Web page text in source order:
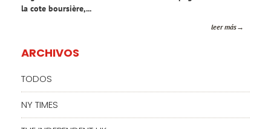
la cote boursière,...
leer más
ARCHIVOS
TODOS
NY TIMES